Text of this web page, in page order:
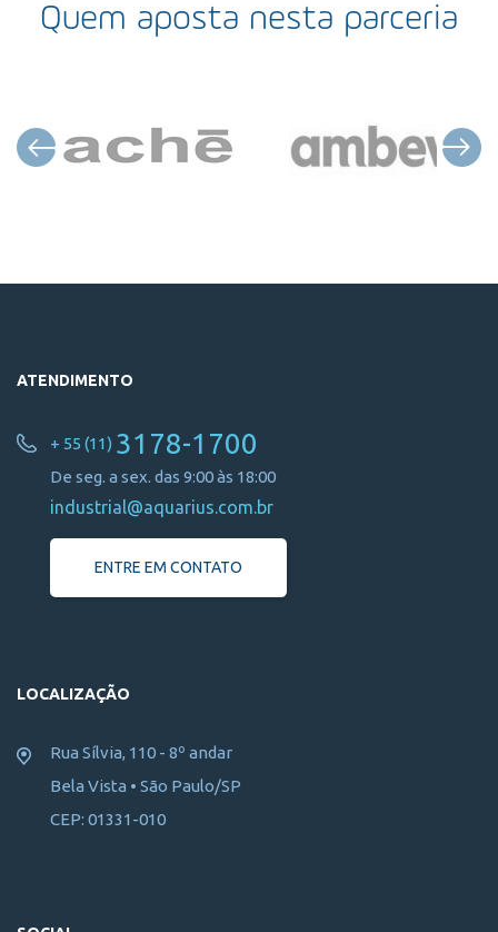
Quem aposta nesta parceria
ATENDIMENTO
+ 55 (11) 3178-1700
De seg. a sex. das 9:00 às 18:00
industrial@aquarius.com.br
ENTRE EM CONTATO
LOCALIZAÇÃO
Rua Sílvia, 110 - 8º andar
Bela Vista • São Paulo/SP
CEP: 01331-010